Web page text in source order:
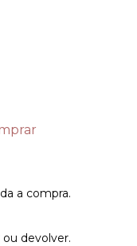
a compra.
devolver.